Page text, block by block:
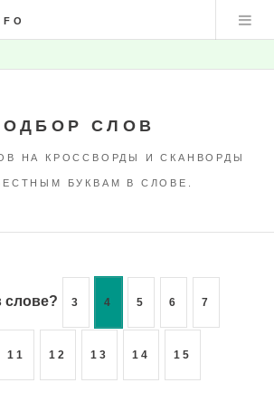
СЛОВ
НА КРОССВОРДЫ И СКАНВОРДЫ
БУКВАМ В СЛОВЕ.
слове? 3 4 5 6 7
11 12 13 14 15